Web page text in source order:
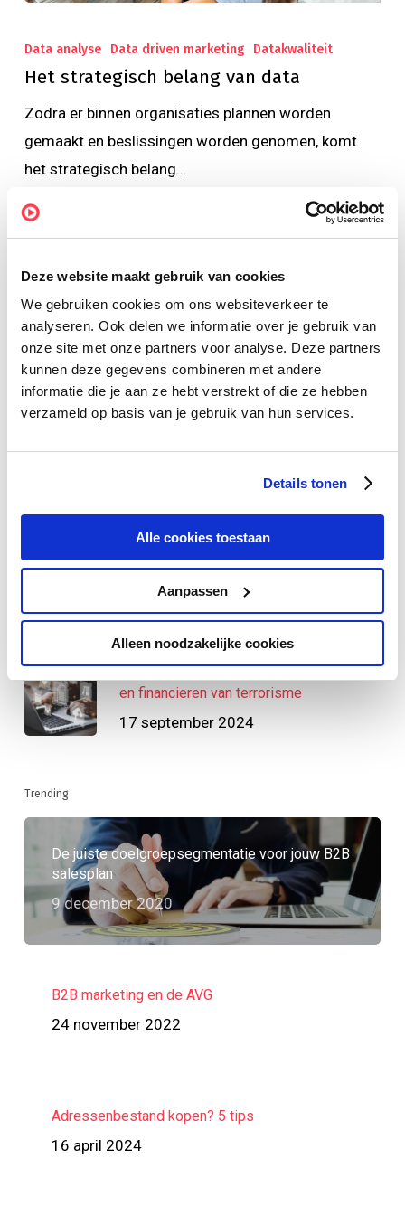
Deze website maakt gebruik van cookies
We gebruiken cookies om ons websiteverkeer te
analyseren. Ook delen we informatie over je gebruik van
onze site met onze partners voor analyse. Deze partners
kunnen deze gegevens combineren met andere
informatie die je aan ze hebt verstrekt of die ze hebben
verzameld op basis van je gebruik van hun services.
Details tonen
Alle cookies toestaan
Aanpassen
Alleen noodzakelijke cookies
Data analyse Data driven marketing Datakwaliteit
Het strategisch belang van data
Zodra er binnen organisaties plannen worden
gemaakt en beslissingen worden genomen, komt
het strategisch belang…
Zoek op onderwerp
Recente blogs
Juiste data-aanpak bij overstap naar
Je marktbewerking optimaliseren met
concernrelaties
9 oktober 2024
en financieren van terrorisme
17 september 2024
Trending
De juiste doelgroepsegmentatie voor jouw B2B
salesplan
9 december 2020
B2B marketing en de AVG
24 november 2022
Adressenbestand kopen? 5 tips
16 april 2024